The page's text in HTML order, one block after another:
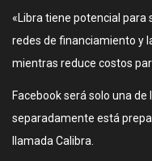
«Libra tiene potencial para
redes de financiamiento y
mientras reduce costos
Facebook será solo una
separadamente está
llamada Calibra.